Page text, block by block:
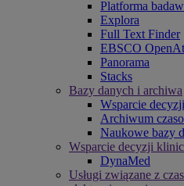
Platforma
Explora
Full Text Finder
EBSCO
Panorama
Stacks
Bazy danych i archiwa
Wsparcie
Archiwum
Naukowe bazy
Wsparcie decyzji
DynaMed
Usługi związane z